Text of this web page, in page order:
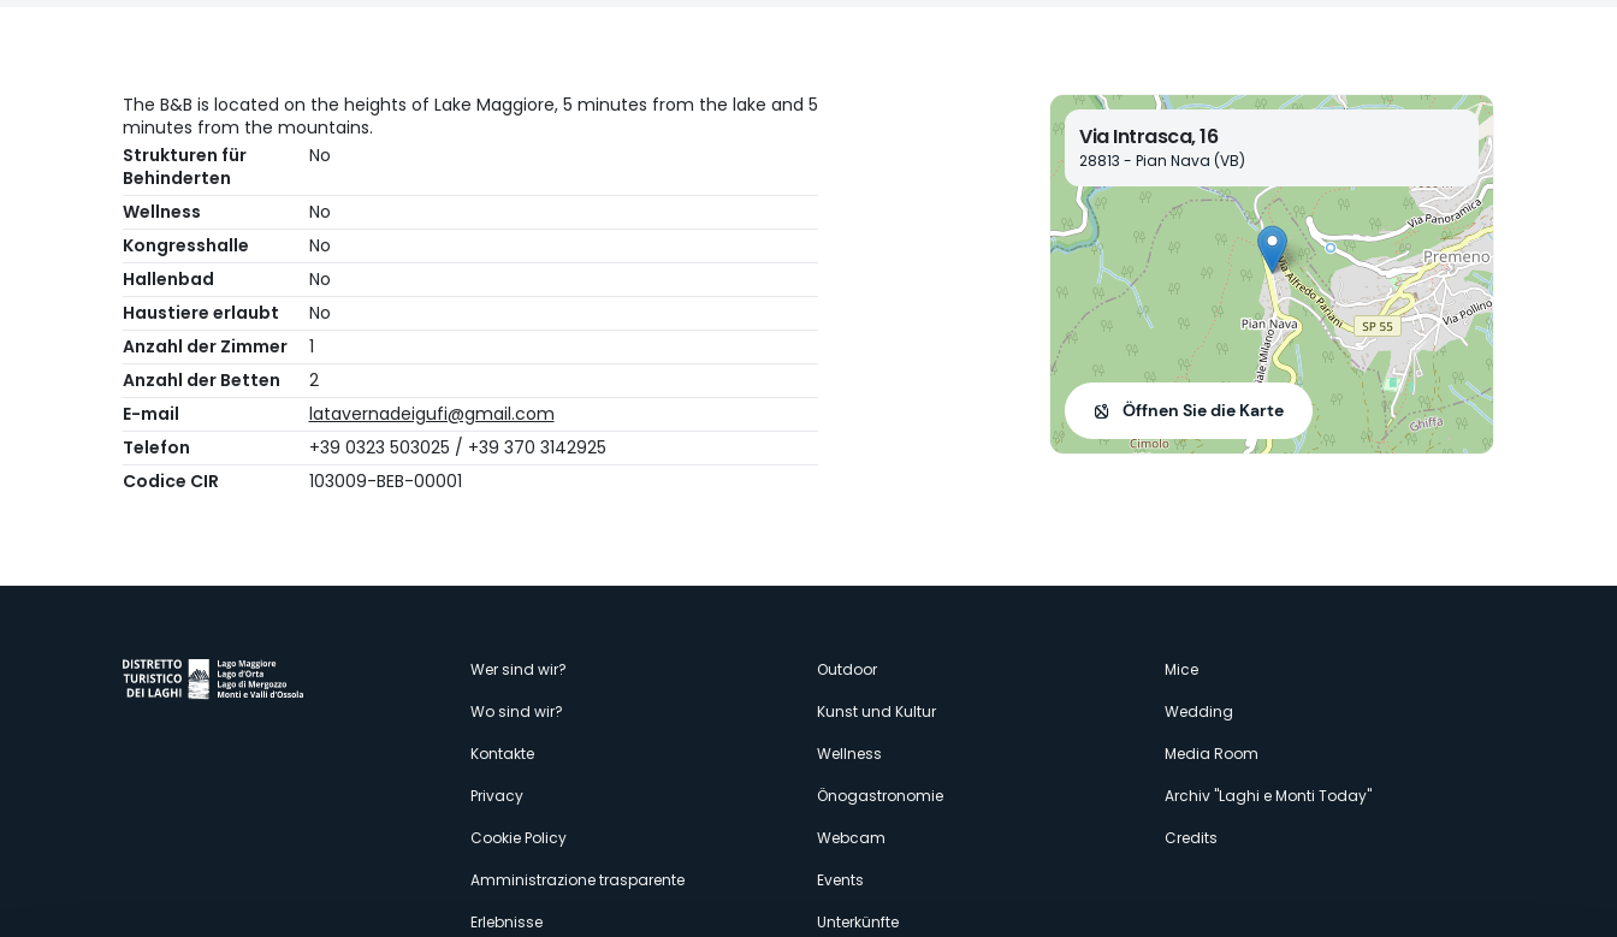
The B&B is located on the heights of Lake Maggiore, 5 minutes from the lake and 5
minutes from the mountains.
Strukturen für
Behinderten
No
Wellness
No
Kongresshalle
No
Hallenbad
No
Haustiere erlaubt
No
Anzahl der Zimmer
1
Anzahl der Betten
2
E-mail
latavernadeigufi@gmail.com
Telefon
+39 0323 503025 / +39 370 3142925
Codice CIR
103009-BEB-00001
Via Intrasca, 16
28813 - Pian Nava (VB)
Öffnen Sie die Karte
Menù
secondario
Wer sind wir?
Wo sind wir?
Kontakte
Privacy
Cookie Policy
Amministrazione trasparente
Erlebnisse
Outdoor
Kunst und Kultur
Wellness
Önogastronomie
Webcam
Events
Unterkünfte
Mice
Wedding
Media Room
Archiv "Laghi e Monti Today"
Credits